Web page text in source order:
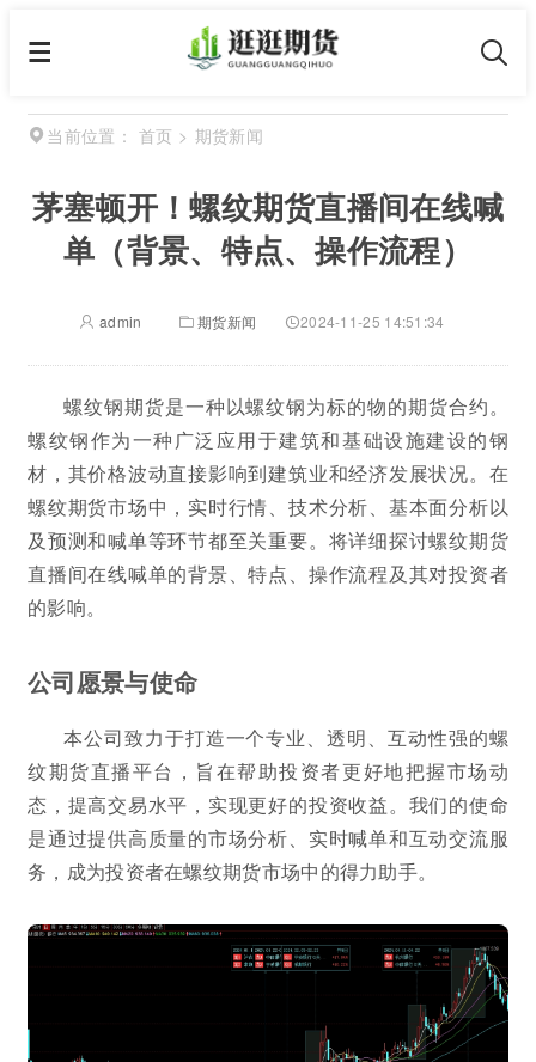
当前位置： 首页 > 期货新闻
茅塞顿开！螺纹期货直播间在线喊
单（背景、特点、操作流程）
admin 期货新闻 2024-11-25 14:51:34
螺纹钢期货是一种以螺纹钢为标的物的期货合约。
螺纹钢作为一种广泛应用于建筑和基础设施建设的钢
材，其价格波动直接影响到建筑业和经济发展状况。在
螺纹期货市场中，实时行情、技术分析、基本面分析以
及预测和喊单等环节都至关重要。将详细探讨螺纹期货
直播间在线喊单的背景、特点、操作流程及其对投资者
的影响。
公司愿景与使命
本公司致力于打造一个专业、透明、互动性强的螺
纹期货直播平台，旨在帮助投资者更好地把握市场动
态，提高交易水平，实现更好的投资收益。我们的使命
是通过提供高质量的市场分析、实时喊单和互动交流服
务，成为投资者在螺纹期货市场中的得力助手。